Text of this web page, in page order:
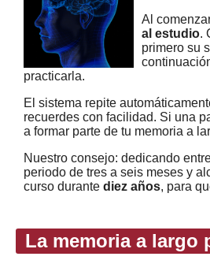
Al
al estudio.
primero su
practicarla.
El sistema repite
recuerdes con facilidad. Si una
a formar parte de tu memoria a
Nuestro consejo: dedicando
periodo de tres a seis meses y
curso durante diez años, para
La memoria a largo